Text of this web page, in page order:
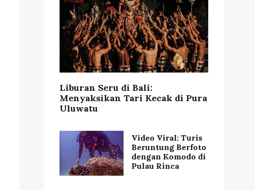
Liburan Seru di Bali:
Menyaksikan Tari Kecak di Pura
Uluwatu
Video Viral: Turis
Beruntung Berfoto
dengan Komodo di
Pulau Rinca